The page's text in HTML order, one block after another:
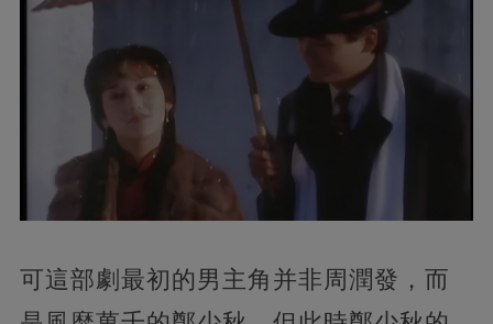
可這部劇最初的男主角并非周潤發，而